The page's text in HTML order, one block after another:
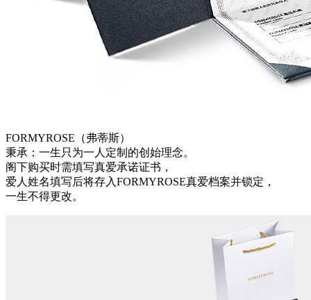
FORMYROSE（弗蒂斯）
秉承：一生只为一人定制的创始理念。
阁下购买时需填写真爱承诺证书，
爱人姓名填写后将存入FORMYROSE真爱档案并锁定，
一生不得更改。